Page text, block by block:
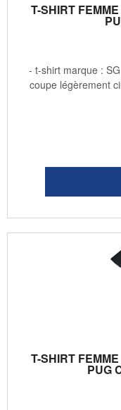
T-SHIRT
- t-shirt marque :
coupe légèrement
T-SHIRT
PUG